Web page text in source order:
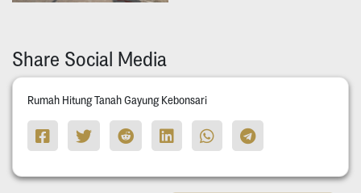
Share Social Media
Rumah Hitung Tanah Gayung Kebonsari